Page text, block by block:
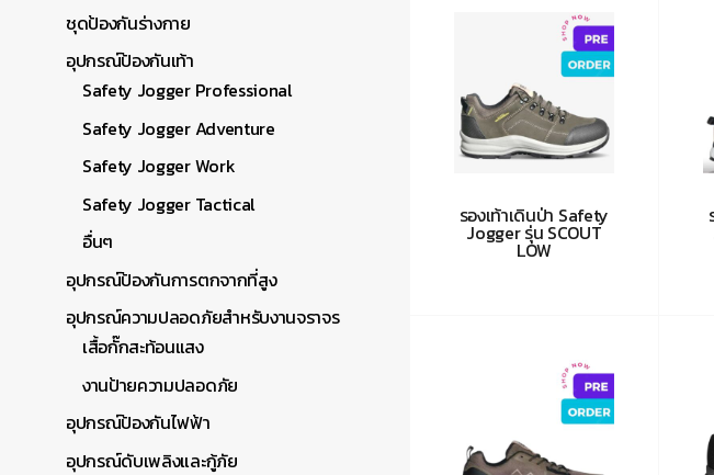
รองเท้าเดินป่า Safety
Jogger รุ่น SCOUT
LOW
ชุดป้องกันร่างกาย
อุปกรณ์ป้องกันเท้า
Safety Jogger Professional
Safety Jogger Adventure
Safety Jogger Work
Safety Jogger Tactical
อื่นๆ
อุปกรณ์ป้องกันการตกจากที่สูง
อุปกรณ์ความปลอดภัยสำหรับงานจราจร
เสื้อกั๊กสะท้อนแสง
งานป้ายความปลอดภัย
อุปกรณ์ป้องกันไฟฟ้า
อุปกรณ์ดับเพลิงและกู้ภัย